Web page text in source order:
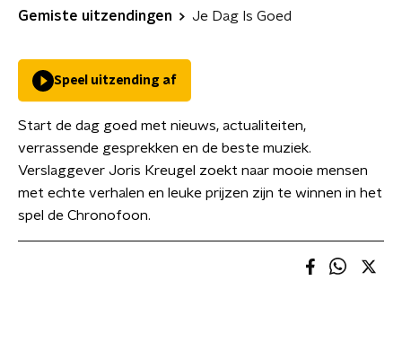
Gemiste uitzendingen Je Dag Is Goed
Speel uitzending af
Start de dag goed met nieuws, actualiteiten,
verrassende gesprekken en de beste muziek.
Verslaggever Joris Kreugel zoekt naar mooie mensen
met echte verhalen en leuke prijzen zijn te winnen in het
spel de Chronofoon.